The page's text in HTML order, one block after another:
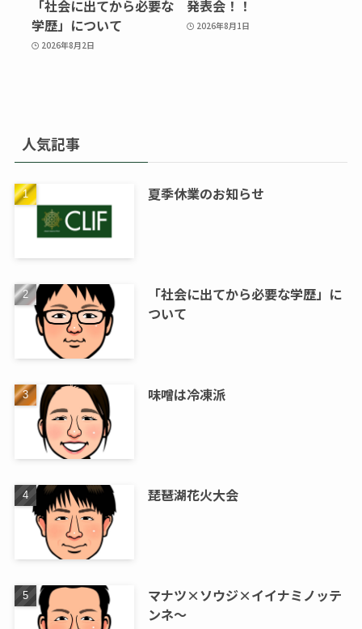
「社会に出てから必要な
学歴」について
2026年8月2日
発表会！！
2026年8月1日
人気記事
夏季休業のお知らせ
「社会に出てから必要な学歴」に
ついて
味噌は冷凍派
琵琶湖花火大会
マナツ×ソウジ×イイナミノッテ
ンネ～